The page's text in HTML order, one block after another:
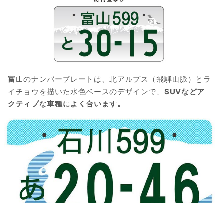
富山のナンバープレートは、北アルプス（飛騨山脈）とラ
イチョウを描いた水色ベースのデザインで、 SUVなどア
クティブな車種によく合います。